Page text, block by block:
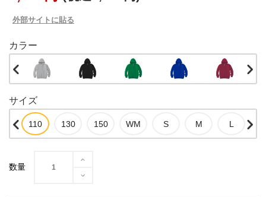
外部サイトに貼る
カラー
サイズ
数量